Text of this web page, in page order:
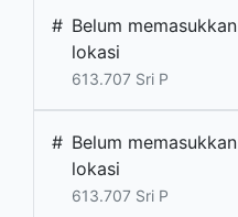
# Belum memasukkan
lokasi
613.707 Sri P
# Belum memasukkan
lokasi
613.707 Sri P